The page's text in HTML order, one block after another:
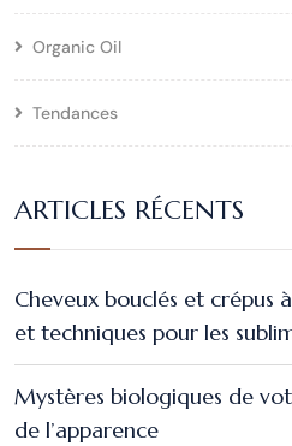
Organic Oil
Tendances
ARTICLES RÉCENTS
Cheveux bouclés et crépus
et techniques pour les
Mystères biologiques de
de l’apparence